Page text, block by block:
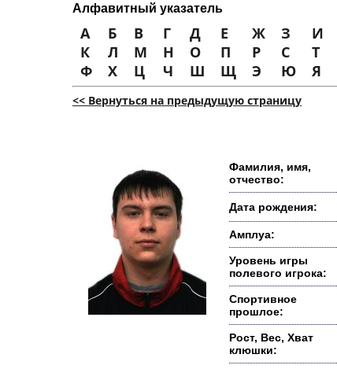
Алфавитный указатель
А Б В Г Д Е Ж З И
К
Л М Н О П Р С Т
Ф
Х Ц Ч Ш Щ Э Ю Я
<< Вернуться на предыдущую страницу
Фамилия, имя,
отчество:
Дата рождения:
Амплуа:
Уровень игры
полевого игрока:
Спортивное
прошлое:
Рост, Вес, Хват
клюшки: